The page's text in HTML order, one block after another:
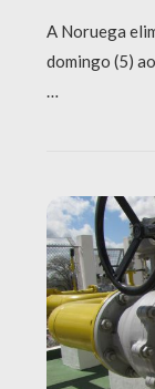
A Noruega
domingo (5)
…